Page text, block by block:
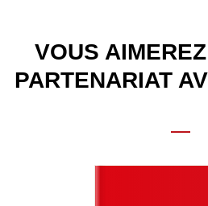
VOUS
PARTENARIAT